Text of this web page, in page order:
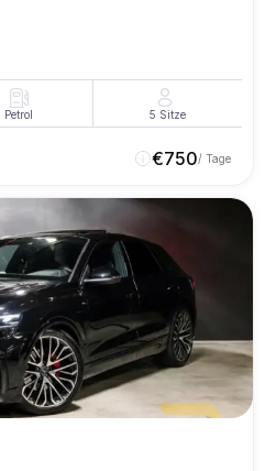
Petrol 5 Sitze
€750/ Tage